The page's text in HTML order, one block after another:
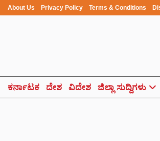
About Us Privacy Policy Terms & Conditions
ಕರ್ನಾಟಕ ದೇಶ ವಿದೇಶ ಜಿಲ್ಲಾ ಸುದ್ದಿಗಳು